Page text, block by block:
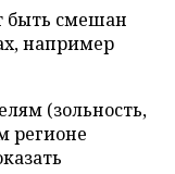
быть смешан
например
(зольность,
регионе